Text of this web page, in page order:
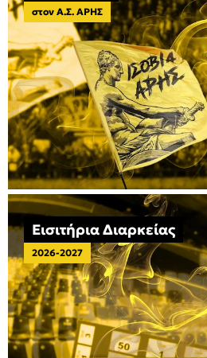
στον Α.Σ. ΑΡΗΣ
Εισιτήρια Διαρκείας
2026-2027